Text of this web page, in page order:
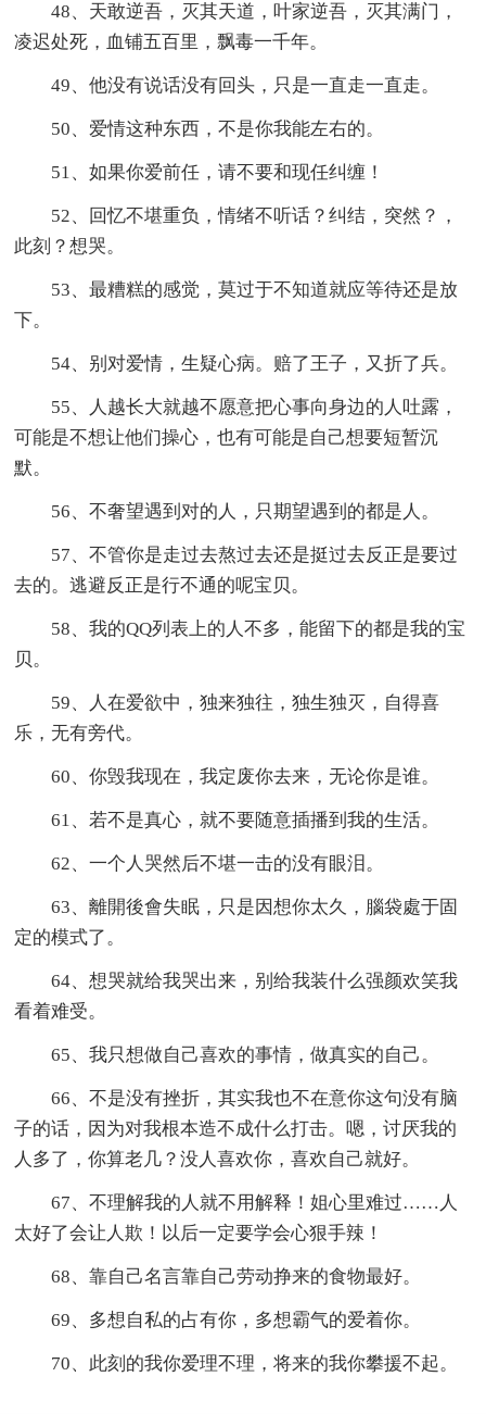
48、天敢逆吾，灭其天道，叶家逆吾，灭其满门，
凌迟处死，血铺五百里，飘毒一千年。
49、他没有说话没有回头，只是一直走一直走。
50、爱情这种东西，不是你我能左右的。
51、如果你爱前任，请不要和现任纠缠！
52、回忆不堪重负，情绪不听话？纠结，突然？，
此刻？想哭。
53、最糟糕的感觉，莫过于不知道就应等待还是放
下。
54、别对爱情，生疑心病。赔了王子，又折了兵。
55、人越长大就越不愿意把心事向身边的人吐露，
可能是不想让他们操心，也有可能是自己想要短暂沉
默。
56、不奢望遇到对的人，只期望遇到的都是人。
57、不管你是走过去熬过去还是挺过去反正是要过
去的。逃避反正是行不通的呢宝贝。
58、我的QQ列表上的人不多，能留下的都是我的宝
贝。
59、人在爱欲中，独来独往，独生独灭，自得喜
乐，无有旁代。
60、你毁我现在，我定废你去来，无论你是谁。
61、若不是真心，就不要随意插播到我的生活。
62、一个人哭然后不堪一击的没有眼泪。
63、離開後會失眠，只是因想你太久，腦袋處于固
定的模式了。
64、想哭就给我哭出来，别给我装什么强颜欢笑我
看着难受。
65、我只想做自己喜欢的事情，做真实的自己。
66、不是没有挫折，其实我也不在意你这句没有脑
子的话，因为对我根本造不成什么打击。嗯，讨厌我的
人多了，你算老几？没人喜欢你，喜欢自己就好。
67、不理解我的人就不用解释！姐心里难过……人
太好了会让人欺！以后一定要学会心狠手辣！
68、靠自己名言靠自己劳动挣来的食物最好。
69、多想自私的占有你，多想霸气的爱着你。
70、此刻的我你爱理不理，将来的我你攀援不起。